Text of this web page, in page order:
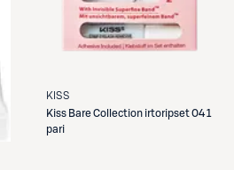
KISS
Kiss Bare Collection irtoripset 04 1
pari